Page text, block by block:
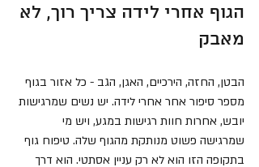
הגוף אחרי לידה צריך רוך, לא
מאבק
הבטן, החזה, הירכיים, האגן, הגב - כל אזור בגוף
מספר סיפור אחר אחרי לידה. יש נשים שמרגישות
יובש, אחרות חוות רגישות במגע, ויש מי
שמרגישה פשוט מנותקת מהגוף שלה. טיפוח גוף
בתקופה הזו הוא לא רק עניין אסתטי. הוא דרך